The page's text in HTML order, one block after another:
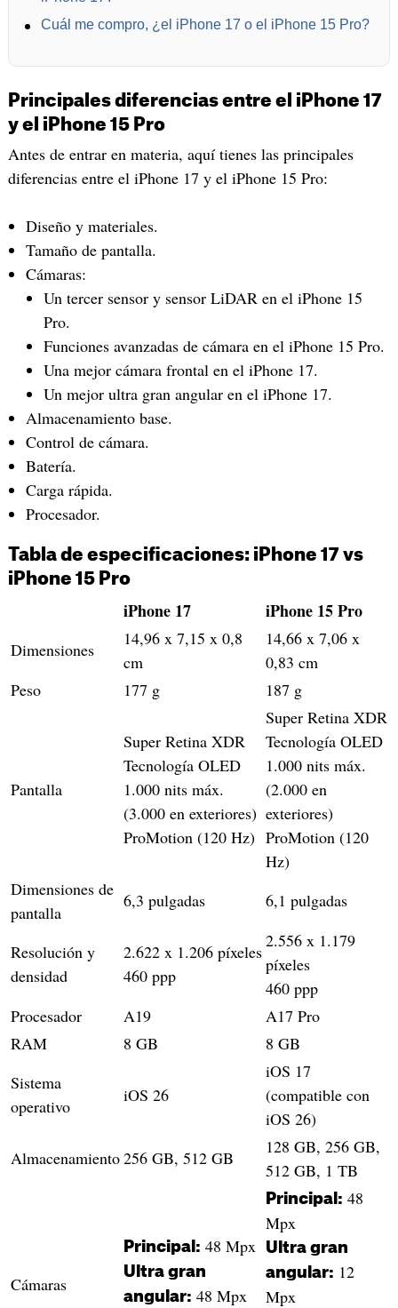
Cuál me compro, ¿el iPhone 17 o el iPhone 15 Pro?
Principales diferencias entre el iPhone 17
y el iPhone 15 Pro
Antes de entrar en materia, aquí tienes las principales
diferencias entre el iPhone 17 y el iPhone 15 Pro:
Diseño y materiales.
Tamaño de pantalla.
Cámaras:
Un tercer sensor y sensor LiDAR en el iPhone 15
Pro.
Funciones avanzadas de cámara en el iPhone 15 Pro.
Una mejor cámara frontal en el iPhone 17.
Un mejor ultra gran angular en el iPhone 17.
Almacenamiento base.
Control de cámara.
Batería.
Carga rápida.
Procesador.
Tabla de especificaciones: iPhone 17 vs
iPhone 15 Pro
iPhone 17 iPhone 15 Pro
Dimensiones
14,96 x 7,15 x 0,8
cm
14,66 x 7,06 x
0,83 cm
Peso
177 g 187 g
Pantalla
Super Retina XDR
Tecnología OLED
1.000 nits máx.
(3.000 en exteriores)
ProMotion (120 Hz)
Super Retina XDR
Tecnología OLED
1.000 nits máx.
(2.000 en
exteriores)
ProMotion (120
Hz)
Dimensiones de
pantalla
6,3 pulgadas 6,1 pulgadas
Resolución y
densidad
2.622 x 1.206 píxeles
460 ppp
2.556 x 1.179
píxeles
460 ppp
Procesador
A19
A17 Pro
RAM
8 GB
8 GB
Sistema
operativo
iOS 26
iOS 17
(compatible con
iOS 26)
Almacenamiento256 GB, 512 GB
128 GB, 256 GB,
512 GB, 1 TB
Cámaras
Principal: 48 Mpx
Ultra gran
angular: 48 Mpx
Principal: 48
Mpx
Ultra gran
angular: 12
Mpx